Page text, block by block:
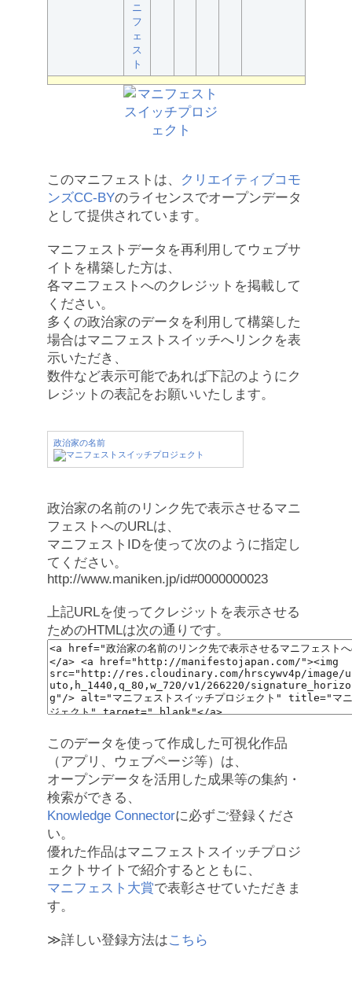
ニ
フ
ェ
ス
ト
このマニフェストは、
クリエイティブコモ
ンズCC-BYのライセンスでオープンデータ
として提供されています。
マニフェストデータを再利用してウェブサ
イトを構築した方は、
各マニフェストへのクレジットを掲載して
ください。
多くの政治家のデータを利用して構築した
場合はマニフェストスイッチへリンクを表
示いただき、
数件など表示可能であれば下記のようにク
レジットの表記をお願いいたします。
政治家の名前
政治家の名前のリンク先で表示させるマニ
フェストへのURLは、
マニフェストIDを使って次のように指定し
てください。
http://www.maniken.jp/id#0000000023
上記URLを使ってクレジットを表示させる
ためのHTMLは次の通りです。
このデータを使って作成した可視化作品
（アプリ、ウェブページ等）は、
オープンデータを活用した成果等の集約・
検索ができる、
Knowledge Connectorに必ずご登録くださ
い。
優れた作品はマニフェストスイッチプロジ
ェクトサイトで紹介するとともに、
マニフェスト大賞で表彰させていただきま
す。
≫詳しい登録方法はこちら